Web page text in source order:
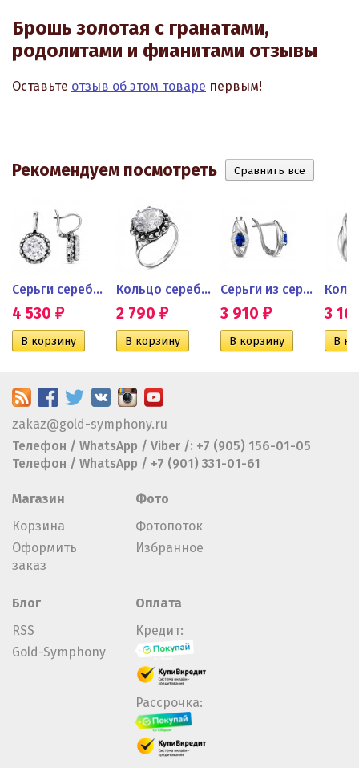
Брошь золотая с гранатами,
родолитами и фианитами отзывы
Оставьте отзыв об этом товаре первым!
Рекомендуем посмотреть
Серьги серебряные с крупным...
4 530 ₽
Кольцо серебряное с крупным...
2 790 ₽
Серьги из серебра с...
3 910 ₽ 3
zakaz@gold-symphony.ru
Телефон / WhatsApp / Viber /: +7 (905) 156-01-05
Телефон / WhatsApp / +7 (901) 331-01-61
Магазин
Корзина
Оформить
заказ
Фото
Фотопоток
Избранное
Блог
RSS
Gold-Symphony
Оплата
Кредит:
Рассрочка: